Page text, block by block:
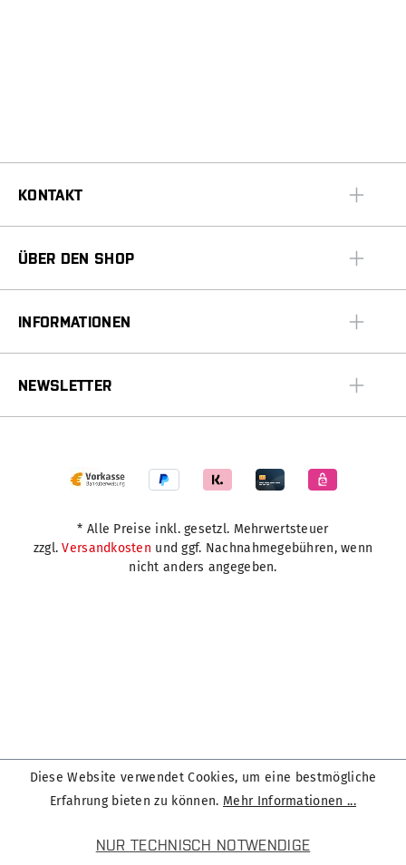
KONTAKT
ÜBER DEN SHOP
INFORMATIONEN
NEWSLETTER
* Alle Preise inkl. gesetzl. Mehrwertsteuer
zzgl.Versandkosten und ggf. Nachnahmegebühren, wenn
nicht anders angegeben.
Diese Website verwendet Cookies, um eine bestmögliche
Erfahrung bieten zu können. Mehr Informationen ...
NUR TECHNISCH NOTWENDIGE